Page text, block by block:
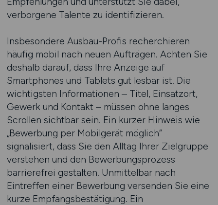
verborgene Talente zu identifizieren.
Insbesondere Ausbau-Profis recherchieren
häufig mobil nach neuen Aufträgen. Achten Sie
deshalb darauf, dass Ihre Anzeige auf
Smartphones und Tablets gut lesbar ist. Die
wichtigsten Informationen – Titel, Einsatzort,
Gewerk und Kontakt – müssen ohne langes
Scrollen sichtbar sein. Ein kurzer Hinweis wie
„Bewerbung per Mobilgerät möglich“
signalisiert, dass Sie den Alltag Ihrer Zielgruppe
verstehen und den Bewerbungsprozess
barrierefrei gestalten. Unmittelbar nach
Eintreffen einer Bewerbung versenden Sie eine
kurze Empfangsbestätigung. Ein